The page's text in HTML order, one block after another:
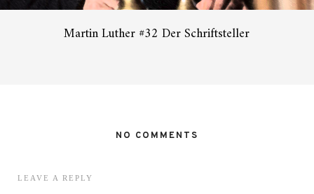
Martin Luther #32 Der Schriftsteller
NO COMMENTS
LEAVE A REPLY